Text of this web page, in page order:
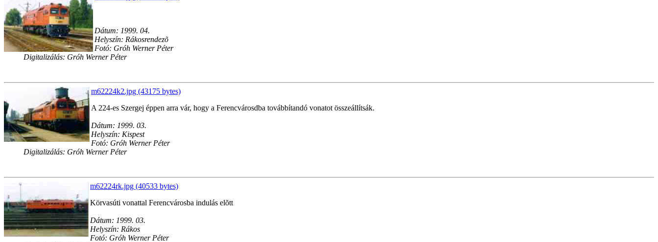
Dátum: 1999. 04.
Helyszín: Rákosrendezõ
Fotó: Gróh Werner Péter
Digitalizálás: Gróh Werner Péter
m62224k2.jpg (43175 bytes)
A 224-es Szergej éppen arra vár, hogy a Ferencvárosdba továbbítandó vonatot összeállítsák.
Dátum: 1999. 03.
Helyszín: Kispest
Fotó: Gróh Werner Péter
Digitalizálás: Gróh Werner Péter
m62224rk.jpg (40533 bytes)
Körvasúti vonattal Ferencvárosba indulás elõtt
Dátum: 1999. 03.
Helyszín: Rákos
Fotó: Gróh Werner Péter